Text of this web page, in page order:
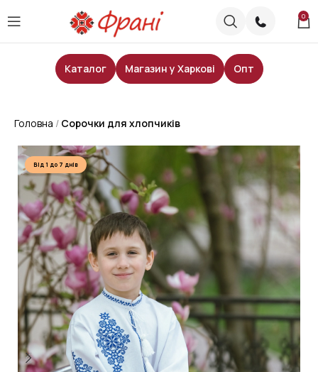
0
Каталог Магазин у Харкові Опт
Головна Сорочки для хлопчиків
Від 1 до 7 днів